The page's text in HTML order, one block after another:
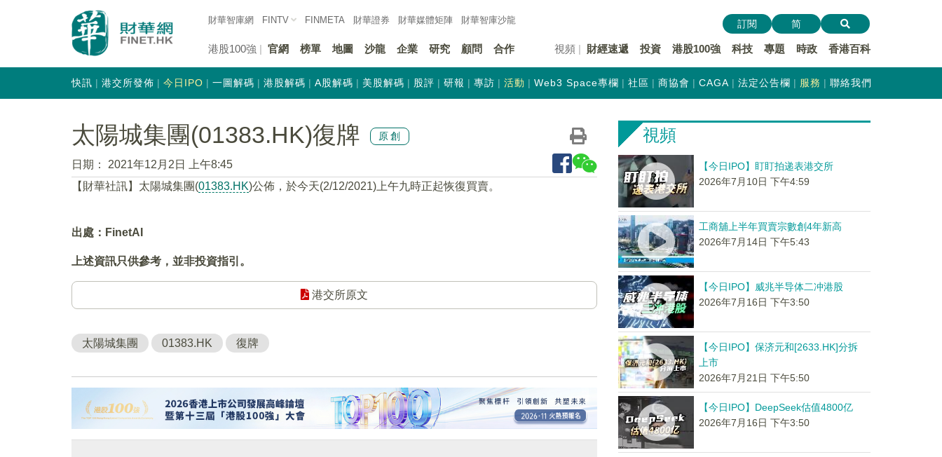
財華智庫網 FINTV FINMETA 財華證券 財華媒體矩陣 財華智庫沙龍
港股100強 官網 榜單 地圖 沙龍 企業 研究 顧問 合作 視頻 財經速遞 投資 港股100強 科技 專題 時政 香港百科
訂閱 简
快訊 港交所發佈 今日IPO 一圖解碼 港股解碼 A股解碼 美股解碼 股評 研報 專訪 活動 Web3 Space專欄 社區 商協會 CAGA 法定公告欄 服務 聯絡我們
太陽城集團(01383.HK)復牌 原創
日期：
2021年12月2日 上午8:45
【財華社訊】太陽城集團(01383.HK)公佈，於今天(2/12/2021)上午九時正起恢復買賣。
出處：FinetAI
上述資訊只供參考，並非投資指引。
港交所原文
太陽城集團 01383.HK 復牌
視頻
【今日IPO】盯盯拍递表港交所
2026年7月10日 下午4:59
工商舖上半年買賣宗數創4年新高
2026年7月14日 下午5:43
【今日IPO】威兆半导体二冲港股
2026年7月16日 下午3:50
【今日IPO】保济元和[2633.HK]分拆
上市
2026年7月21日 下午5:50
【今日IPO】DeepSeek估值4800亿
2026年7月16日 下午3:50